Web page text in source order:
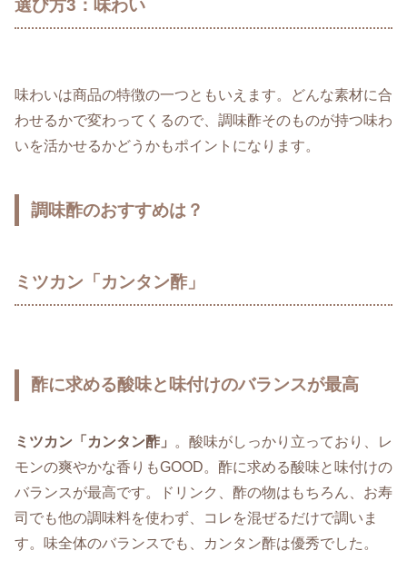
選び方3：味わい
味わいは商品の特徴の一つともいえます。どんな素材に合
わせるかで変わってくるので、調味酢そのものが持つ味わ
いを活かせるかどうかもポイントになります。
調味酢のおすすめは？
ミツカン「カンタン酢」
酢に求める酸味と味付けのバランスが最高
ミツカン「カンタン酢」
。酸味がしっかり立っており、レ
モンの爽やかな香りもGOOD。酢に求める酸味と味付けの
バランスが最高です。ドリンク、酢の物はもちろん、お寿
司でも他の調味料を使わず、コレを混ぜるだけで調いま
す。味全体のバランスでも、カンタン酢は優秀でした。